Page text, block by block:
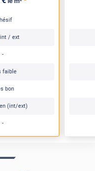
/ ext
-
faible
bon
(int/ext)
-